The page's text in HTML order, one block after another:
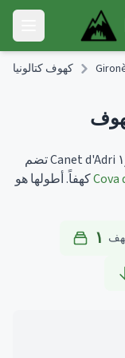
Skip to main content
Open main menu
كهوف كتالونيا
تضم Canet d'Adri عدد ١ كهفاً مفهرساً، بما في ذلك 0 حفرة و١
كهفاً.Cova
١